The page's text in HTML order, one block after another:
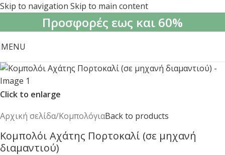
Skip to navigation Skip to main content
Προσφορές εως και 60%
MENU
Click to enlarge
Αρχική σελίδα/ΚομπολόγιαBack to products
Κομπολόι Αχάτης Πορτοκαλί (σε μηχανή
διαμαντιού)